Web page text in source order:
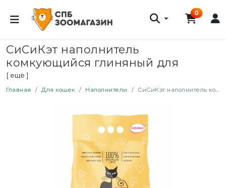
0
СиСиКэт наполнитель
комкующийся глиняный для
туалета кошек, традиционный - 8,5
л (4,5 кг)
[ ещё ]
Главная Для кошек Наполнители СиСиКэт наполнитель комкующийся глиняный для туалета кошек, традиционный - 8,5 л (4,5 кг)